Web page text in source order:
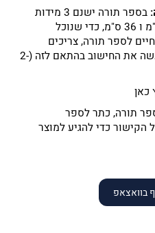
בספר תורה ישנם 3 מידות
פופלאריות 56 ס"מ אח"כ 48 ס"מ ו 36 ס"מ, כדי שנוכל
לספר תורה, צריכים
למסור את מידות הקלף ואנו נעשה את החישוב בהתאם לזה (2-
כאן
תורה, כתר לספר
הקישור כדי להגיע למוצר
בוואצאפ